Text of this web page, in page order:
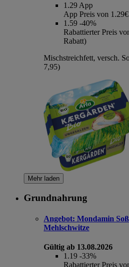
1.29 App
App Preis von 1.29€
1.59 -40%
Rabattierter Preis
Rabatt)
Mischstreichfett, versch.
7,95)
Mehr laden
Grundnahrung
Angebot: Mondamin
Mehlschwitze
Gültig ab 13.08.2026
1.19 -33%
Rabattierter Preis